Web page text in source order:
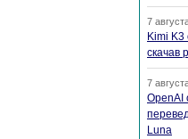
7
Kimi
скачав
7
OpenAI
Luna